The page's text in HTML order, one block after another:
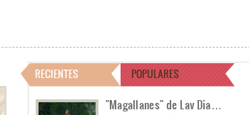
RECIENTES POPULARES
"Magallanes" de Lav Dia…